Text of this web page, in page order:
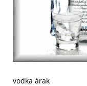
vodka árak